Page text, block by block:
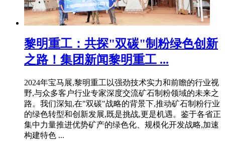
黎明重工：共探"双碳"制粉绿色创新
之路！集团新闻黎明重工 ...
2024年宝马展,黎明重工以强劲技术实力和前瞻的行业视
野,与众多客户行业专家深度交流矿石制粉领域的未来之
路。我们深知,在"双碳"战略的背景下,推动矿石制粉行业
的绿色转型和创新发展,既是挑战,更是机遇。鉴于各省正
集中力量推进优势矿产的绿色化、规模化开发战略,加速
构建特色 ...